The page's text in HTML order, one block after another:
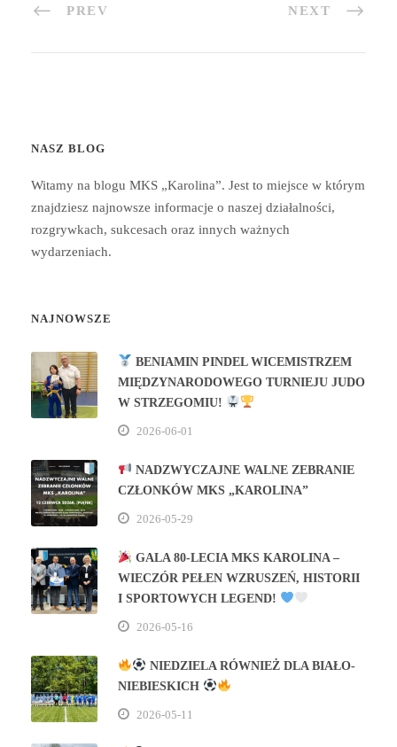
PREV NEXT
NASZ BLOG
Witamy na blogu MKS „Karolina”. Jest to miejsce w którym
znajdziesz najnowsze informacje o naszej działalności,
rozgrywkach, sukcesach oraz innych ważnych
wydarzeniach.
NAJNOWSZE
BENIAMIN PINDEL WICEMISTRZEM
MIĘDZYNARODOWEGO TURNIEJU JUDO
W STRZEGOMIU!
2026-06-01
NADZWYCZAJNE WALNE ZEBRANIE
CZŁONKÓW MKS „KAROLINA”
2026-05-29
GALA 80‑LECIA MKS KAROLINA –
WIECZÓR PEŁEN WZRUSZEŃ, HISTORII
I SPORTOWYCH LEGEND!
2026-05-16
NIEDZIELA RÓWNIEŻ DLA BIAŁO-
NIEBIESKICH
2026-05-11